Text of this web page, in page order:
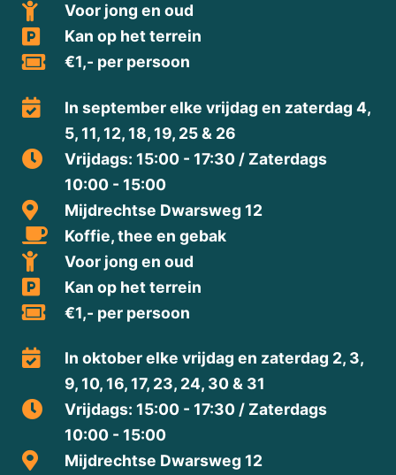
Voor jong en oud
Kan op het terrein
€1,- per persoon
In september elke vrijdag en zaterdag 4,
5, 11, 12, 18, 19, 25 & 26
Vrijdags: 15:00 - 17:30 / Zaterdags
10:00 - 15:00
Mijdrechtse Dwarsweg 12
Koffie, thee en gebak
Voor jong en oud
Kan op het terrein
€1,- per persoon
In oktober elke vrijdag en zaterdag 2, 3,
9, 10, 16, 17, 23, 24, 30 & 31
Vrijdags: 15:00 - 17:30 / Zaterdags
10:00 - 15:00
Mijdrechtse Dwarsweg 12